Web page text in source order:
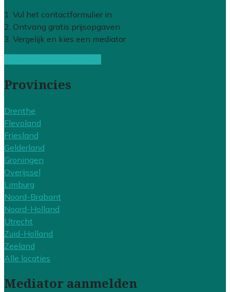
1. Vul het contactformulier in
2. Ontvang gratis prijsopgaven
3. Vergelijk en kies een mediator
Provincies
Drenthe
Flevoland
Friesland
Gelderland
Groningen
Overijssel
Limburg
Noord-Brabant
Noord-Holland
Utrecht
Zuid-Holland
Zeeland
Alle locaties
Mediator aanmelden